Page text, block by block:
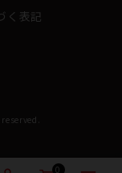
0
く表記